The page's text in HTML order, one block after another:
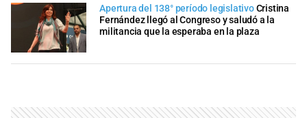
Apertura del 138° período legislativoCristina
Fernández llegó al Congreso y saludó a la
militancia que la esperaba en la plaza